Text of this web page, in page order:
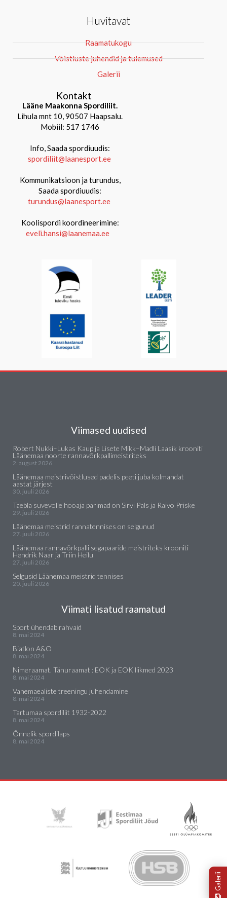
Galerii
Huvitavat
Raamatukogu
Võistluste juhendid ja tulemused
Galerii
Kontakt
Lääne Maakonna Spordiliit.
Lihula mnt 10, 90507 Haapsalu.
Mobiil: 517 1746
Info, Saada spordiuudis:
spordiliit@laanesport.ee
Kommunikatsioon ja turundus,
Saada spordiuudis:
turundus@laanesport.ee
Koolispordi koordineerimine:
eveli.hansi@laanemaa.ee
Viimased uudised
Robert Nukki–Lukas Kaup ja Lisete Mikk–Madli Laasik krooniti
Läänemaa noorte rannavõrkpallimeistriteks
2. august 2026
Läänemaa meistrivõistlused padelis peeti juba kolmandat
aastat järjest
30. juuli 2026
Taebla suvevolle hooaja parimad on Sirvi Pals ja Raivo Priske
29. juuli 2026
Läänemaa meistrid rannatennises on selgunud
27. juuli 2026
Läänemaa rannavõrkpalli segapaaride meistriteks krooniti
Hendrik Naar ja Triin Heilu
27. juuli 2026
Selgusid Läänemaa meistrid tennises
20. juuli 2026
Viimati lisatud raamatud
Sport ühendab rahvaid
8. mai 2024
Biatlon A&O
8. mai 2024
Nimeraamat. Tänuraamat : EOK ja EOK liikmed 2023
8. mai 2024
Vanemaealiste treeningu juhendamine
8. mai 2024
Tartumaa spordiliit 1932-2022
8. mai 2024
Õnnelik spordilaps
8. mai 2024